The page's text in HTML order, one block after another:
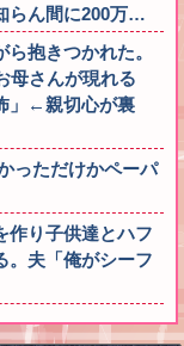
らん間に200万…
抱きつかれた。
母さんが現れる
」←親切心が裏
っただけかペーパ
作り子供達とハフ
。夫「俺がシーフ